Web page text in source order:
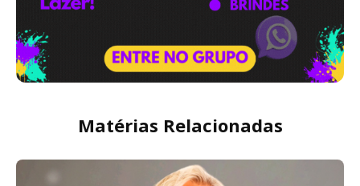
Matérias Relacionadas